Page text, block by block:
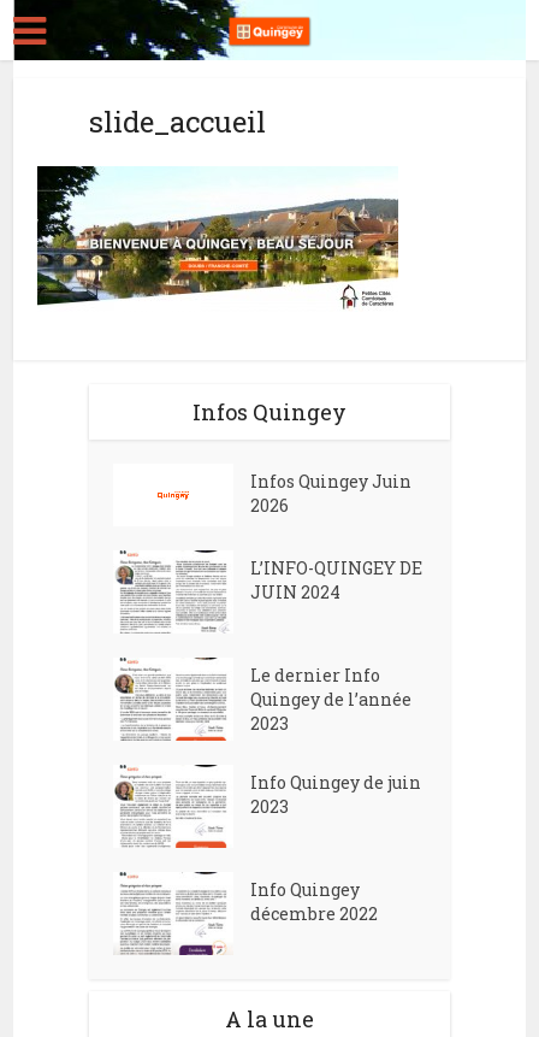
slide_accueil
Infos Quingey
Infos Quingey Juin
2026
L’INFO-QUINGEY DE
JUIN 2024
Le dernier Info
Quingey de l’année
2023
Info Quingey de juin
2023
Info Quingey
décembre 2022
A la une